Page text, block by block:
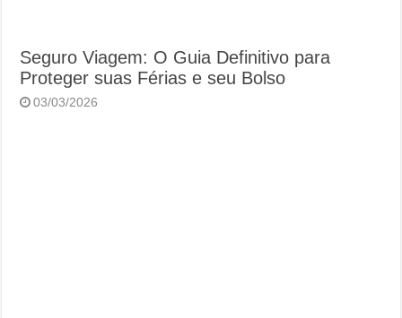
Seguro Viagem: O Guia Definitivo para
Proteger suas Férias e seu Bolso
03/03/2026